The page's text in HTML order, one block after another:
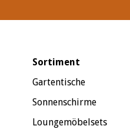
Sortiment
Gartentische
Sonnenschirme
Loungemöbelsets